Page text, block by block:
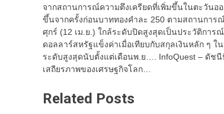
จากสถานการณ์ความตึงเครียดที่เพิ่มขึ้นในตะวันอ
ขึ้นจากครั้งก่อนบาททองคำละ 250 ตามสถานกา
ศุกร์ (12 เม.ย.) ใกล้ระดับปิดสูงสุดเป็นประวัติกา
ดอลลาร์สหรัฐแข็งค่าเมื่อเทียบกับสกุลเงินหลัก ๆ
ระดับสูงสุดนับตั้งแต่เดือนพ.ย…. InfoQuest – ดัชนี
เสถียรภาพของเศรษฐกิจโลก…
Related Posts